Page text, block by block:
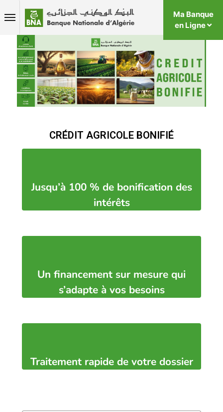
Ma Banque
en Ligne
CRÉDIT AGRICOLE BONIFIÉ
Jusqu’à 100 % de bonification des
intérêts
Un financement sur mesure qui
s’adapte à vos besoins
Traitement rapide de votre dossier